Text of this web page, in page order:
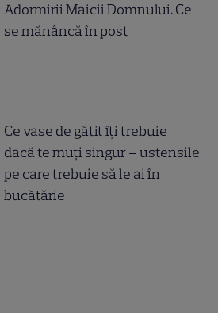
Adormirii Maicii Domnului. Ce
se mănâncă în post
Ce vase de gătit îți trebuie
dacă te muți singur – ustensile
pe care trebuie să le ai în
bucătărie